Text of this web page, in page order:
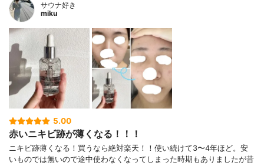
サウナ好き
miku
5.00
赤いニキビ跡が薄くなる！！！
ニキビ跡薄くなる！買うなら絶対楽天！！使い続けて3〜4年ほど。安
いものでは無いので途中使わなくなってしまった時期もありましたが昔